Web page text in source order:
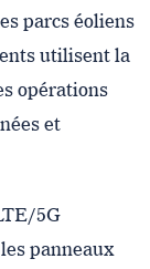
parcs éoliens
utilisent la
opérations
et
5G
panneaux